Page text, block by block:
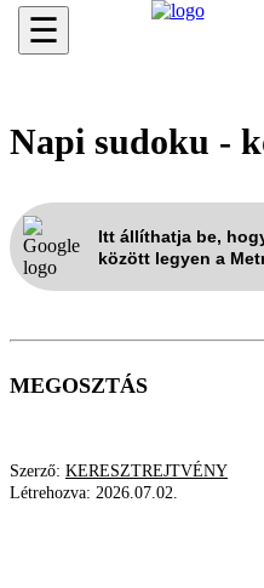
☰
Napi sudoku -
Itt állíthatja be,
között legyen a
MEGOSZTÁS
Szerző: KERESZTREJTVÉNY
Létrehozva: 2026.07.02.